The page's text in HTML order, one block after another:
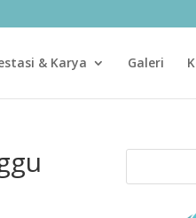
& Karya Galeri